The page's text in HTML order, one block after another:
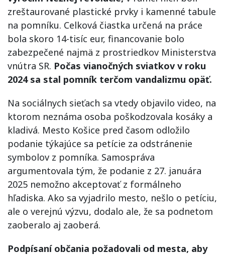
zreštaurované plastické prvky i kamenné tabule
na pomníku. Celková čiastka určená na práce
bola skoro 14-tisíc eur, financovanie bolo
zabezpečené najmä z prostriedkov Ministerstva
vnútra SR. Počas vianočných sviatkov v roku
2024 sa stal pomník terčom vandalizmu opäť.
Na sociálnych sieťach sa vtedy objavilo video, na
ktorom neznáma osoba poškodzovala kosáky a
kladivá. Mesto Košice pred časom odložilo
podanie týkajúce sa petície za odstránenie
symbolov z pomníka. Samospráva
argumentovala tým, že podanie z 27. januára
2025 nemožno akceptovať z formálneho
hľadiska. Ako sa vyjadrilo mesto, nešlo o petíciu,
ale o verejnú výzvu, dodalo ale, že sa podnetom
zaoberalo aj zaoberá.
Podpísaní občania požadovali od mesta, aby